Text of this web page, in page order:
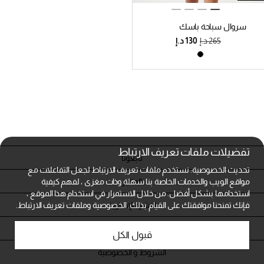
تفضيلات ملفات تعريف الارتباط
تحديث الخصوصية: نستخدم ملفات تعريف الارتباط لجعل التفاعلات مع
مواقع الويب والخدمات الخاصة بنا سهلة وذات مغزى ، لفهم كيفية
استخدامها بشكل أفضل. من خلال الاستمرار في استخدام هذا الموقع ،
فإنك تمنحنا موافقتك على القيام بذلك.الخصوصية وملفات تعريف الارتباط.
قبول الكل
سروال سباحة باسك
متوسط
تابعونا
المتاجر
النشرة الإخبارية
الشروط و الخصوصية